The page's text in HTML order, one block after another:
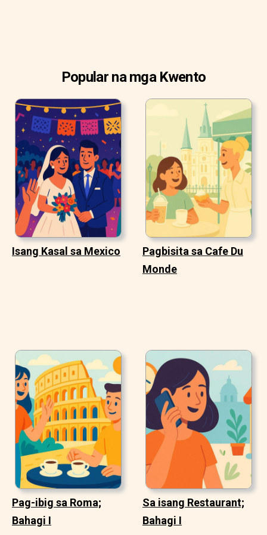
Popular na mga Kwento
Isang Kasal sa Mexico
Pagbisita sa Cafe Du
Monde
Pag-ibig sa Roma;
Bahagi I
Sa isang Restaurant;
Bahagi I